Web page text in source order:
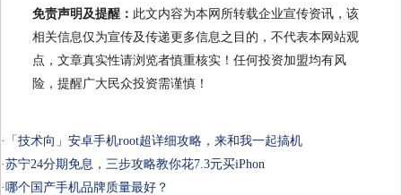
免责声明及提醒： 此文内容为本网所转载企业宣传资讯，该
相关信息仅为宣传及传递更多信息之目的，不代表本网站观
点，文章真实性请浏览者慎重核实！任何投资加盟均有风
险，提醒广大民众投资需谨慎！
·
「技术向」安卓手机root超详细攻略，来和我一起搞机
·苏宁24分期免息，三步攻略教你花7.3元买iPhon
· 哪个国产手机品牌质量最好？